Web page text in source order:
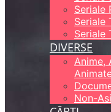
Seriale
Seriale
Seriale
DIVERSE
Anime,
Non-